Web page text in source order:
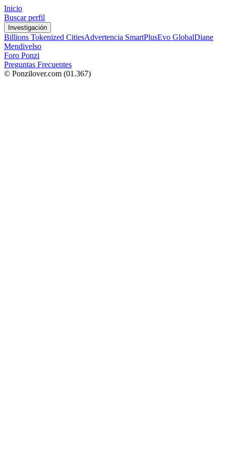
Inicio
Buscar perfil
Investigación
Billions Tokenized CitiesAdvertencia SmartPlusEvo GlobalDiane
Mendivelso
Foro Ponzi
Preguntas Frecuentes
© Ponzilover.com (01.367)